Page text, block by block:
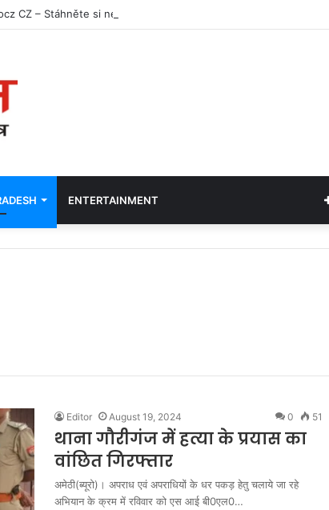
CZ – Stáhněte si nejlepší online kasino aplikaci
ENTERTAINMENT
Editor August 19, 2024 0 51
थाना गौरीगंज में हत्या के प्रयास का
वांछित गिरफ्तार
अमेठी(ब्यूरो)। अपराध एवं अपराधियों के धर पकड़ हेतु चलाये जा रहे
अभियान के क्रम में रविवार को एस आई बी0एल0…